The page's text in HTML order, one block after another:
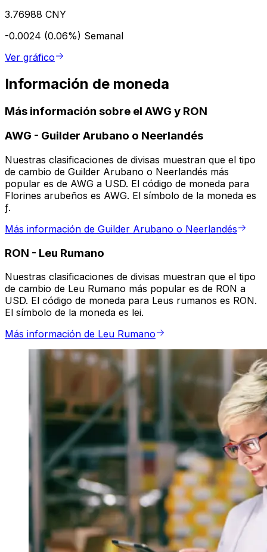
3.76988 CNY
-0.0024 (0.06%) Semanal
Ver gráfico
Información de moneda
Más información sobre el AWG y RON
AWG - Guilder Arubano o Neerlandés
Nuestras clasificaciones de divisas muestran que el tipo
de cambio de Guilder Arubano o Neerlandés más
popular es de AWG a USD. El código de moneda para
Florines arubeños es AWG. El símbolo de la moneda es
ƒ.
Más información de Guilder Arubano o Neerlandés
RON - Leu Rumano
Nuestras clasificaciones de divisas muestran que el tipo
de cambio de Leu Rumano más popular es de RON a
USD. El código de moneda para Leus rumanos es RON.
El símbolo de la moneda es lei.
Más información de Leu Rumano